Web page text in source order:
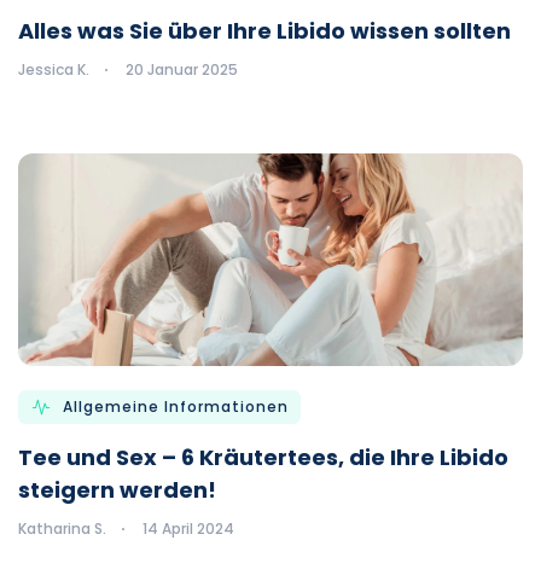
Alles was Sie über Ihre Libido wissen sollten
Jessica K. 20 Januar 2025
Allgemeine Informationen
Tee und Sex – 6 Kräutertees, die Ihre Libido
steigern werden!
Katharina S. 14 April 2024